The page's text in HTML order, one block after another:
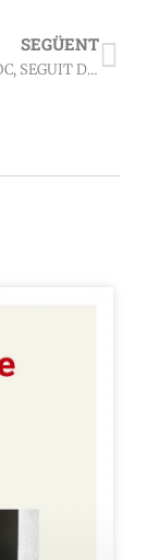
SEGÜENT
EL REI DE GROC, SEGUIT DE L’HABITANT DE CARCOSA (2015) – Robert W. Chambers i Ambrose Bierce